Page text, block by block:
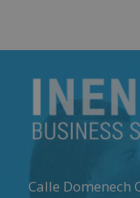
Calle Domenech